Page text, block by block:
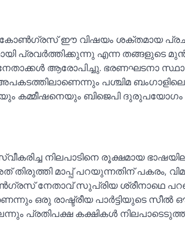
ഈ വിഷയം ശക്തമായ
പ്രവർത്തിക്കുന്നു എന്ന
ആരോപിച്ചു. ഭരണഘടനാ
പശ്ചിമ
കമ്മീഷനെയും ബിജെപി
നിലപാടിനെ രൂക്ഷമായ
തിരുത്തി മാപ്പ് പറയുന്നതിന് പകരം,
നേതാവ് സുപ്രിയ ശ്രീനാഥെ
ഒരു രാഷ്ട്രീയ പാർട്ടിയുടെ
പ്രതിപക്ഷ കക്ഷികള്‍